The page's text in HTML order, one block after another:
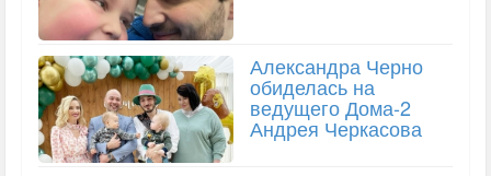
Александра Черно
обиделась на
ведущего Дома-2
Андрея Черкасова